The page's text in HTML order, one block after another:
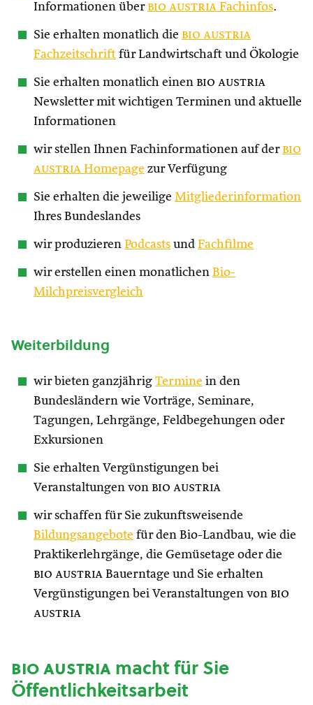
Informationen über bio austria Fachinfos.
Sie erhalten monatlich die bio austria
Fachzeitschrift für Landwirtschaft und Ökologie
Sie erhalten monatlich einen bio austria
Newsletter mit wichtigen Terminen und aktuelle
Informationen
wir stellen Ihnen Fachinformationen auf der bio
austria Homepage zur Verfügung
Sie erhalten die jeweilige Mitgliederinformation
Ihres Bundeslandes
wir produzieren Podcasts und Fachfilme
wir erstellen einen monatlichen Bio-
Milchpreisvergleich
Weiterbildung
wir bieten ganzjährig Termine in den
Bundesländern wie Vorträge, Seminare,
Tagungen, Lehrgänge, Feldbegehungen oder
Exkursionen
Sie erhalten Vergünstigungen bei
Veranstaltungen von bio austria
wir schaffen für Sie zukunftsweisende
Bildungsangebote für den Bio-Landbau, wie die
Praktikerlehrgänge, die Gemüsetage oder die
bio austria Bauerntage und Sie erhalten
Vergünstigungen bei Veranstaltungen von bio
austria
bio austriamacht für Sie
Öffentlichkeitsarbeit